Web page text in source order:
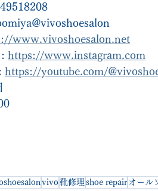
www.vivoshoesalon.net
https://www.instagram.com
https://youtube.com/
vivo靴修理 shoe repair オール